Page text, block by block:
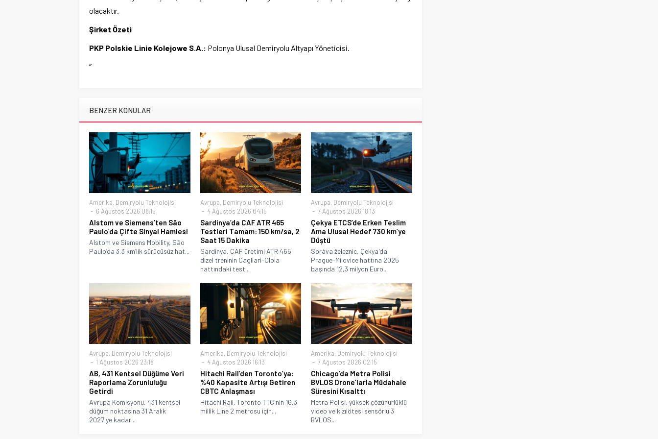
olacaktır.
Şirket Özeti
PKP Polskie Linie Kolejowe S.A.: Polonya Ulusal Demiryolu Altyapı Yöneticisi.
“`
BENZER KONULAR
Amerika, Demiryolu Teknolojisi
6 Ağustos 2026 08:15
Alstom ve Siemens’ten São
Paulo’da Çifte Sinyal Hamlesi
Alstom ve Siemens Mobility, São
Paulo’da 3,3 km’lik sürücüsüz hat...
Avrupa, Demiryolu Teknolojisi
4 Ağustos 2026 04:15
Sardinya’da CAF ATR 465
Testleri Tamam: 150 km/sa, 2
Saat 15 Dakika
Sardinya, CAF üretimi ATR 465
dizel treninin Cagliari–Olbia
hattındaki test...
Avrupa, Demiryolu Teknolojisi
7 Ağustos 2026 18:13
Çekya ETCS’de Erken Teslim
Ama Ulusal Hedef 730 km’ye
Düştü
Správa železnic, Çekya'da
Prague–Milovice hattına 2025
başında 12,3 milyon Euro...
Avrupa, Demiryolu Teknolojisi
1 Ağustos 2026 23:18
AB, 431 Kentsel Düğüme Veri
Raporlama Zorunluluğu
Getirdi
Avrupa Komisyonu, 431 kentsel
düğüm noktasına 31 Aralık
2027'ye kadar...
Amerika, Demiryolu Teknolojisi
4 Ağustos 2026 16:13
Hitachi Rail’den Toronto’ya:
%40 Kapasite Artışı Getiren
CBTC Anlaşması
Hitachi Rail, Toronto TTC'nin 16,3
millik Line 2 metrosu için...
Amerika, Demiryolu Teknolojisi
7 Ağustos 2026 02:15
Chicago’da Metra Polisi
BVLOS Drone’larla Müdahale
Süresini Kısalttı
Metra Polisi, yüksek çözünürlüklü
video ve kızılötesi sensörlü 3
BVLOS...